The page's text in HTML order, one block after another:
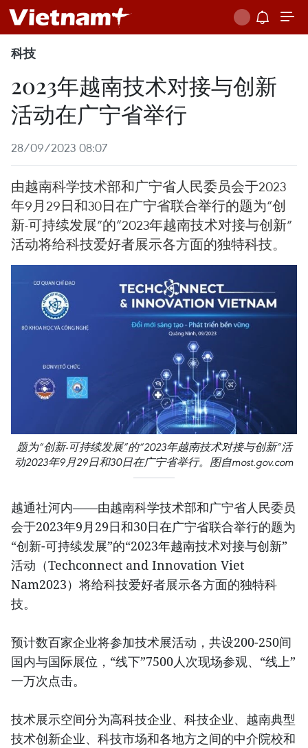
科技
2023年越南技术对接与创新
活动在广宁省举行
28/09/2023 08:07
由越南科学技术部和广宁省人民委员会于2023
年9月29日和30日在广宁省联合举行的题为“创
新-可持续发展”的“2023年越南技术对接与创新”
活动将给科技爱好者展示各方面的独特科技。
题为“创新-可持续发展”的“2023年越南技术对接与创新”活
动2023年9月29日和30日在广宁省举行。图自most.gov.com
越通社河内——由越南科学技术部和广宁省人民委员
会于2023年9月29日和30日在广宁省联合举行的题为
“创新-可持续发展”的“2023年越南技术对接与创新”
活动（Techconnect and Innovation Viet
Nam2023）将给科技爱好者展示各方面的独特科
技。
预计数百家企业将参加技术展活动，共设200-250间
国内与国际展位，“线下”7500人次现场参观、“线上”
一万次点击。
技术展示空间分为高科技企业、科技企业、越南典型
技术创新企业、科技市场和各地方之间的中介院校和